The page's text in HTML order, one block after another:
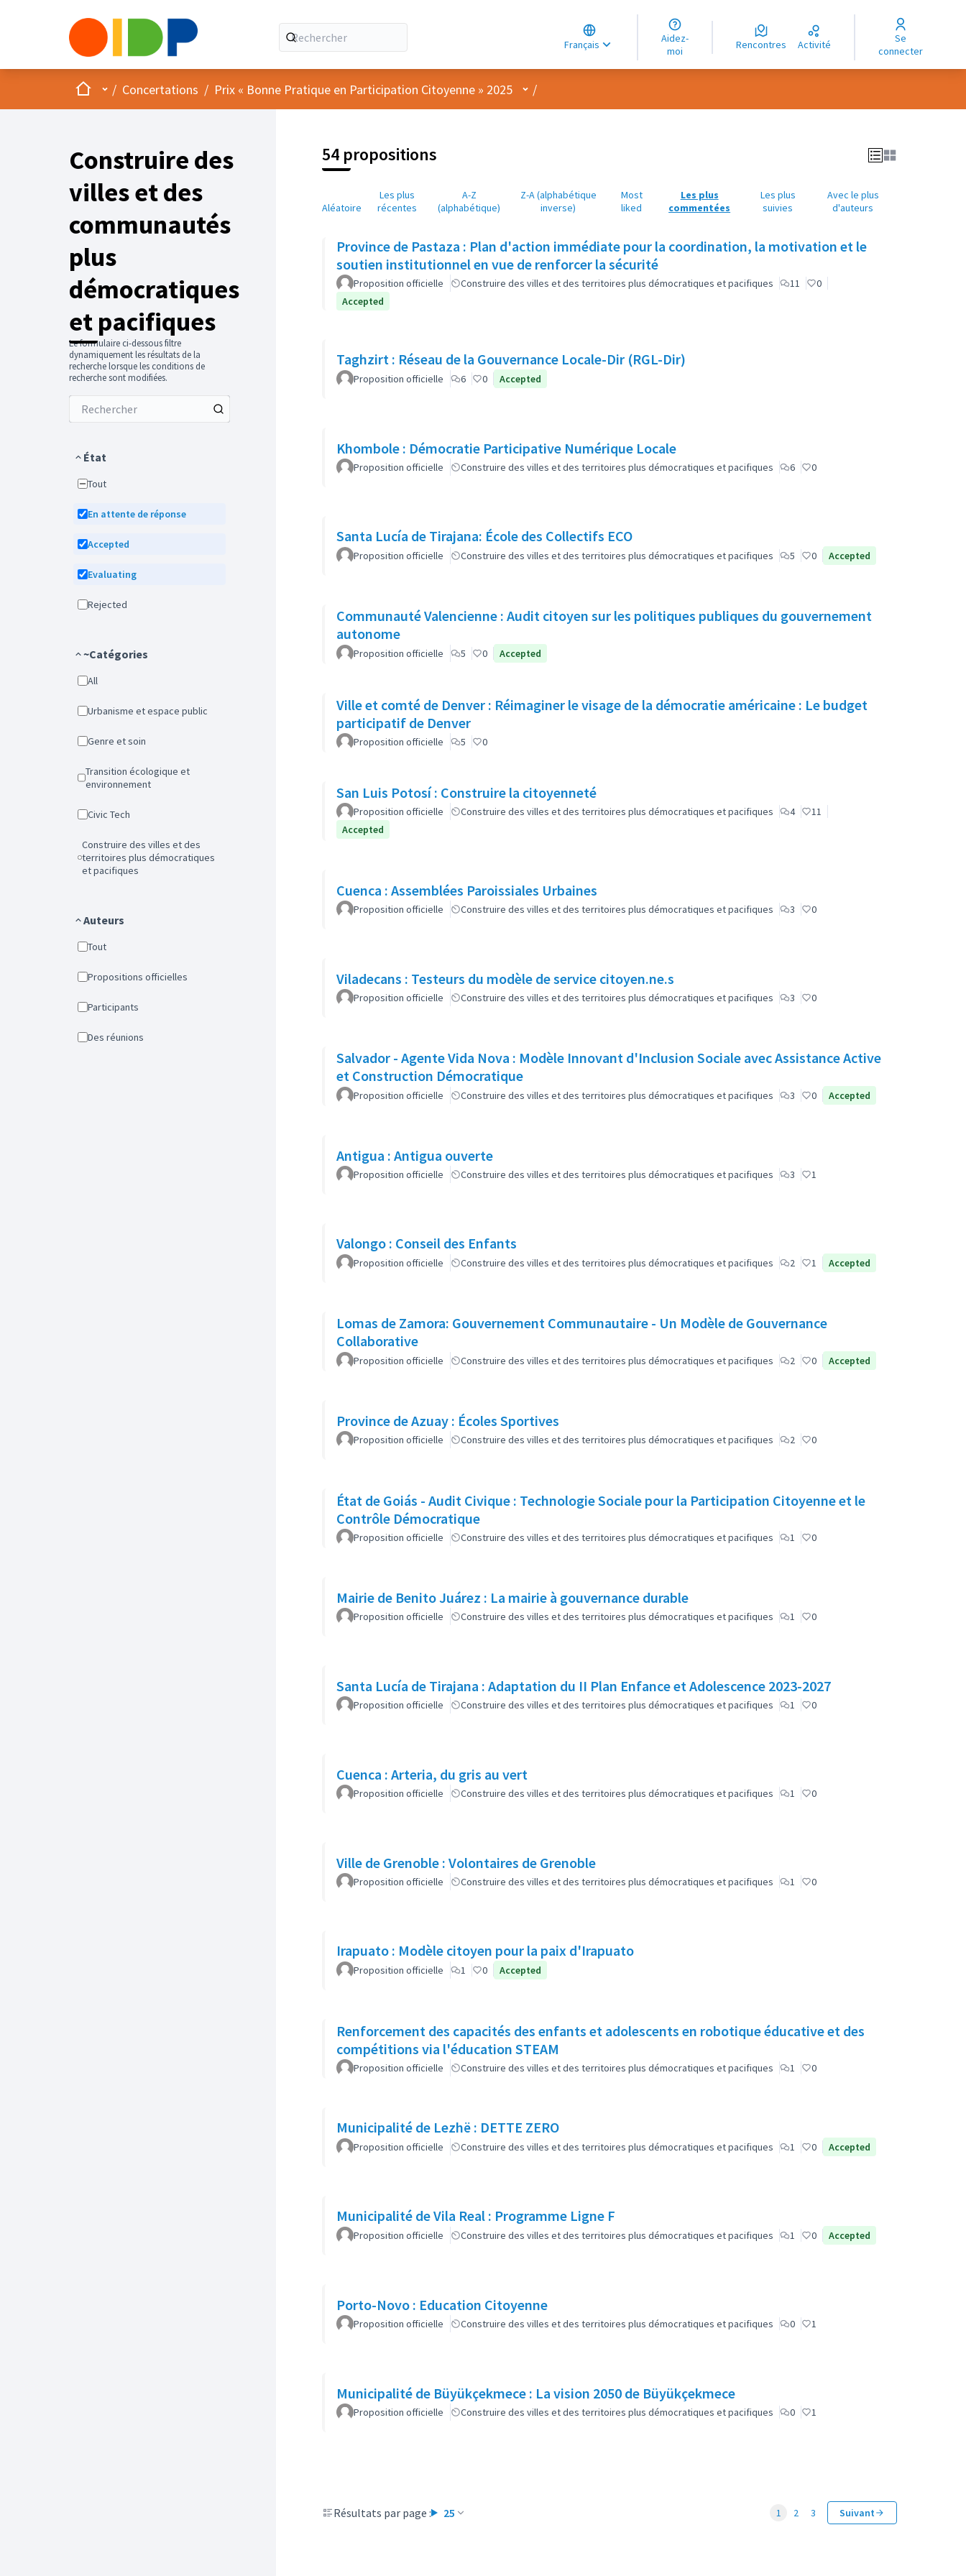
Français
Choose language
Choisir la langue
Elegir el idioma
Aidez-
moi
Rencontres Activité
Se
connecter
AccueilMenu principal
/ Concertations / Prix « Bonne Pratique en Participation Citoyenne » 2025 Menu utilisateur
/
Construire des
villes et des
communautés
plus
démocratiques
et pacifiques
Le formulaire ci-dessous filtre
dynamiquement les résultats de la
recherche lorsque les conditions de
recherche sont modifiées.
État
Tout
En attente de réponse
Accepted
Evaluating
Rejected
~Catégories
All
Urbanisme et espace public
Genre et soin
Transition écologique et
environnement
Civic Tech
Construire des villes et des
territoires plus démocratiques
et pacifiques
Auteurs
Tout
Propositions officielles
Participants
Des réunions
54 propositions
Aléatoire
Les plus
récentes
A-Z
(alphabétique)
Z-A (alphabétique
inverse)
Most
liked
Les plus
commentées
Les plus
suivies
Avec le plus
d'auteurs
Province de Pastaza : Plan d'action immédiate pour la coordination, la motivation et le
soutien institutionnel en vue de renforcer la sécurité
Proposition officielle Construire des villes et des territoires plus démocratiques et pacifiques 11
0
Accepted
Taghzirt : Réseau de la Gouvernance Locale-Dir (RGL-Dir)
Proposition officielle 6 0 Accepted
Khombole : Démocratie Participative Numérique Locale
Proposition officielle Construire des villes et des territoires plus démocratiques et pacifiques 6 0
Santa Lucía de Tirajana: École des Collectifs ECO
Proposition officielle Construire des villes et des territoires plus démocratiques et pacifiques 5 0 Accepted
Communauté Valencienne : Audit citoyen sur les politiques publiques du gouvernement
autonome
Proposition officielle 5 0 Accepted
Ville et comté de Denver : Réimaginer le visage de la démocratie américaine : Le budget
participatif de Denver
Proposition officielle 5 0
San Luis Potosí : Construire la citoyenneté
Proposition officielle Construire des villes et des territoires plus démocratiques et pacifiques 4
11
Accepted
Cuenca : Assemblées Paroissiales Urbaines
Proposition officielle Construire des villes et des territoires plus démocratiques et pacifiques 3 0
Viladecans : Testeurs du modèle de service citoyen.ne.s
Proposition officielle Construire des villes et des territoires plus démocratiques et pacifiques 3 0
Salvador - Agente Vida Nova : Modèle Innovant d'Inclusion Sociale avec Assistance Active
et Construction Démocratique
Proposition officielle Construire des villes et des territoires plus démocratiques et pacifiques 3 0 Accepted
Antigua : Antigua ouverte
Proposition officielle Construire des villes et des territoires plus démocratiques et pacifiques 3 1
Valongo : Conseil des Enfants
Proposition officielle Construire des villes et des territoires plus démocratiques et pacifiques 2 1 Accepted
Lomas de Zamora: Gouvernement Communautaire - Un Modèle de Gouvernance
Collaborative
Proposition officielle Construire des villes et des territoires plus démocratiques et pacifiques 2 0 Accepted
Province de Azuay : Écoles Sportives
Proposition officielle Construire des villes et des territoires plus démocratiques et pacifiques 2 0
État de Goiás - Audit Civique : Technologie Sociale pour la Participation Citoyenne et le
Contrôle Démocratique
Proposition officielle Construire des villes et des territoires plus démocratiques et pacifiques 1 0
Mairie de Benito Juárez : La mairie à gouvernance durable
Proposition officielle Construire des villes et des territoires plus démocratiques et pacifiques 1 0
Santa Lucía de Tirajana : Adaptation du II Plan Enfance et Adolescence 2023-2027
Proposition officielle Construire des villes et des territoires plus démocratiques et pacifiques 1 0
Cuenca : Arteria, du gris au vert
Proposition officielle Construire des villes et des territoires plus démocratiques et pacifiques 1 0
Ville de Grenoble : Volontaires de Grenoble
Proposition officielle Construire des villes et des territoires plus démocratiques et pacifiques 1 0
Irapuato : Modèle citoyen pour la paix d'Irapuato
Proposition officielle 1 0 Accepted
Renforcement des capacités des enfants et adolescents en robotique éducative et des
compétitions via l'éducation STEAM
Proposition officielle Construire des villes et des territoires plus démocratiques et pacifiques 1 0
Municipalité de Lezhë : DETTE ZERO
Proposition officielle Construire des villes et des territoires plus démocratiques et pacifiques 1 0 Accepted
Municipalité de Vila Real : Programme Ligne F
Proposition officielle Construire des villes et des territoires plus démocratiques et pacifiques 1 0 Accepted
Porto-Novo : Education Citoyenne
Proposition officielle Construire des villes et des territoires plus démocratiques et pacifiques 0 1
Municipalité de Büyükçekmece : La vision 2050 de Büyükçekmece
Proposition officielle Construire des villes et des territoires plus démocratiques et pacifiques 0 1
Résultats par page : 25 1 2 3 Suivant